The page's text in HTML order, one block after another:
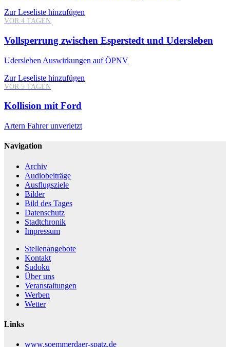
Zur Leseliste hinzufügen
VOR 4 TAGEN
Vollsperrung zwischen Esperstedt und Udersleben
Udersleben Auswirkungen auf ÖPNV
Zur Leseliste hinzufügen
VOR 5 TAGEN
Kollision mit Ford
Artern Fahrer unverletzt
Navigation
Archiv
Audiobeiträge
Ausflugsziele
Bilder
Bild des Tages
Datenschutz
Stadtchronik
Impressum
Stellenangebote
Kontakt
Sudoku
Über uns
Veranstaltungen
Werben
Wetter
Links
www.soemmerdaer-spatz.de